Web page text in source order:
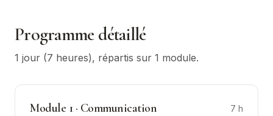
Programme détaillé
1 jour (7 heures), répartis sur 1 module.
Module 1· Communication
7 h